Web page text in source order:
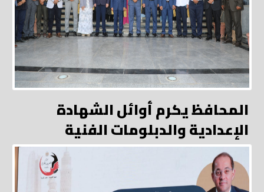
المحافظ يكرم أوائل الشهادة
الإعدادية والدبلومات الفنية